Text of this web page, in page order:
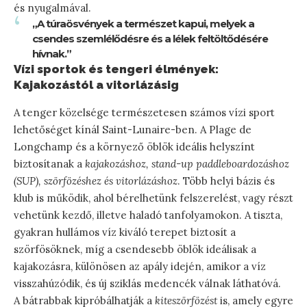
és nyugalmával.
„A túraösvények a természet kapui, melyek a
csendes szemlélődésre és a lélek feltöltődésére
hívnak.”
Vízi sportok és tengeri élmények:
Kajakozástól a vitorlázásig
A tenger közelsége természetesen számos vízi sport
lehetőséget kínál Saint-Lunaire-ben. A Plage de
Longchamp és a környező öblök ideális helyszínt
biztosítanak a kajakozáshoz, stand-up paddleboardozáshoz
(SUP), szörfözéshez és vitorlázáshoz. Több helyi bázis és
klub is működik, ahol bérelhetünk felszerelést, vagy részt
vehetünk kezdő, illetve haladó tanfolyamokon. A tiszta,
gyakran hullámos víz kiváló terepet biztosít a
szörfösöknek, míg a csendesebb öblök ideálisak a
kajakozásra, különösen az apály idején, amikor a víz
visszahúzódik, és új sziklás medencék válnak láthatóvá.
A bátrabbak kipróbálhatják a kiteszörfözéstis, amely egyre